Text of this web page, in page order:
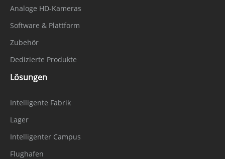
Analoge HD-Kameras
Software & Plattform
Zubehör
Dedizierte Produkte
Lösungen
Intelligente Fabrik
Lager
Intelligenter Campus
Flughafen